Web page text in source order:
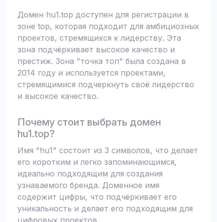
Домен hu1.top доступен для регистрации в
зоне top, которая подходит для амбициозных
проектов, стремящихся к лидерству. Эта
зона подчёркивает высокое качество и
престиж. Зона "точка топ" была создана в
2014 году и используется проектами,
стремящимися подчеркнуть своё лидерство
и высокое качество.
Почему стоит выбрать домен
hu1.top?
Имя "hu1" состоит из 3 символов, что делает
его коротким и легко запоминающимся,
идеально подходящим для создания
узнаваемого бренда. Доменное имя
содержит цифры, что подчёркивает его
уникальность и делает его подходящим для
цифровых проектов.